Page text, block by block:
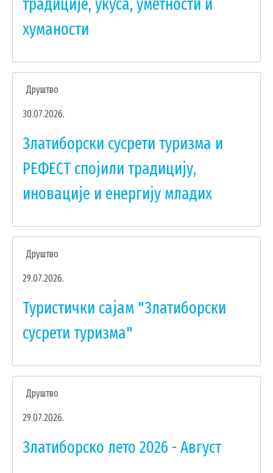
ПИСАРНИЦА
ВИРТУЕЛНИ МАТИЧАР
КОНКУРСИ, ПОЗИВИ, ОБАВЕШТЕЊА
ПОДНОШЕЊЕ ЗАХТЕВА УРБАНИЗАМ
ГИС ЧАЈЕТИНА
ПОСТАВИТЕ НАМ ПИТАЊЕ
традиције, укуса, уметности и
хуманости
Друштво
30.07.2026.
Златиборски сусрети туризма и
РЕФЕСТ спојили традицију,
иновације и енергију младих
Друштво
29.07.2026.
Туристички сајам "Златиборски
сусрети туризма"
Друштво
29.07.2026.
Златиборско лето 2026 - Август